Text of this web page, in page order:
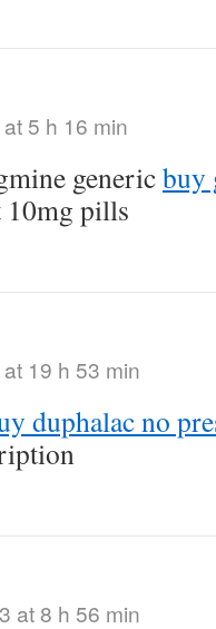
5 h 16 min
genericbuy
pills
19 h 53 min
duphalac no
at 8 h 56 min